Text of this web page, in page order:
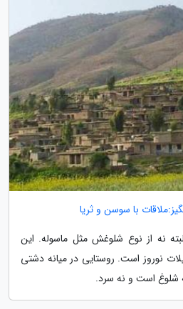
با سوسن و ثریا
نه از نوع شلوغش مثل ماسوله. این
نوروز است. روستایی در میانه دشتی
شلوغ است و نه سرد.